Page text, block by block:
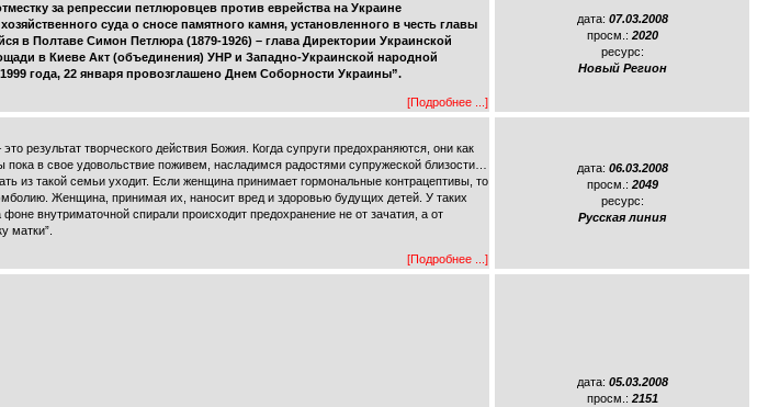
за репрессии петлюровцев против еврейства на Украине
суда о сносе памятного камня, установленного в честь главы
в Полтаве Симон Петлюра (1879-1926) – глава Директории Украинской
в Киеве Акт (объединения) УНР и Западно-Украинской народной
года, 22 января провозглашено Днем Соборности Украины”.
[Подробнее ...]
дата: 07.03.2008
просм.: 2020
ресурс:
Новый Регион
результат творческого действия Божия. Когда супруги предохраняются, они как
в свое удовольствие поживем, насладимся радостями супружеской близости…
из такой семьи уходит. Если женщина принимает гормональные контрацептивы, то
Женщина, принимая их, наносит вред и здоровью будущих детей. У таких
внутриматочной спирали происходит предохранение не от зачатия, а от
матки”.
[Подробнее ...]
дата: 06.03.2008
просм.: 2049
ресурс:
Русская линия
дата: 05.03.2008
просм.: 2151